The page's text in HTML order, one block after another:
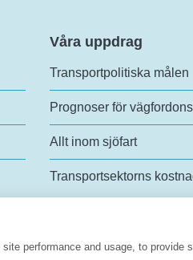
performance and usage, to provide
Våra uppdrag
Transportpolitiska målen
Prognoser för
Allt inom sjöfart
Transportsektorns
Trafikanalys